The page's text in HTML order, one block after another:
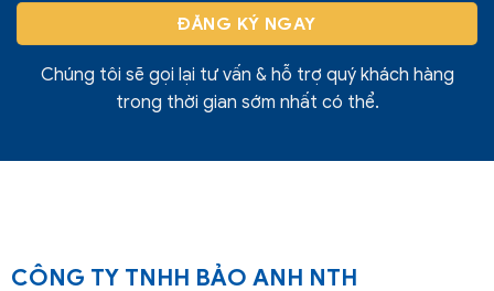
Chúng tôi sẽ gọi lại tư vấn & hỗ trợ quý khách hàng
trong thời gian sớm nhất có thể.
CÔNG TY TNHH BẢO ANH NTH